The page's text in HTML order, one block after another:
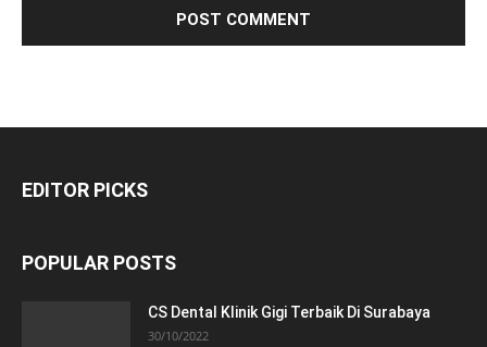
EDITOR PICKS
POPULAR POSTS
CS Dental Klinik Gigi Terbaik Di Surabaya
30/10/2022